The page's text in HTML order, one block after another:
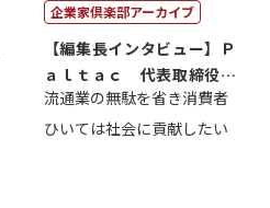
企業家倶楽部アーカイブ
【編集長インタビュー】Ｐ
ａｌｔａｃ 代表取締役会
長三木田國夫
流通業の無駄を省き消費者
ひいては社会に貢献したい